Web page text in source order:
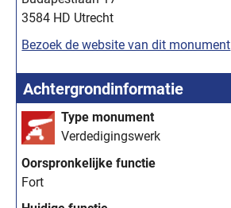
3584 HD Utrecht
Bezoek de website van dit monument
Achtergrondinformatie
Type monument
Verdedigingswerk
Oorspronkelijke functie
Fort